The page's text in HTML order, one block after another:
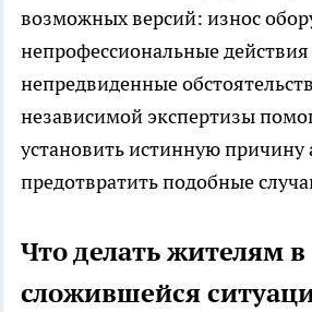
возможных версий: износ
непрофессиональные
непредвиденные
независимой экспертизы
установить истинную причину
предотвратить подобные
Что делать жителям в
сложившейся